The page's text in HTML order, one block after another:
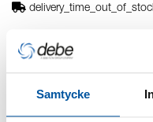
Samtycke